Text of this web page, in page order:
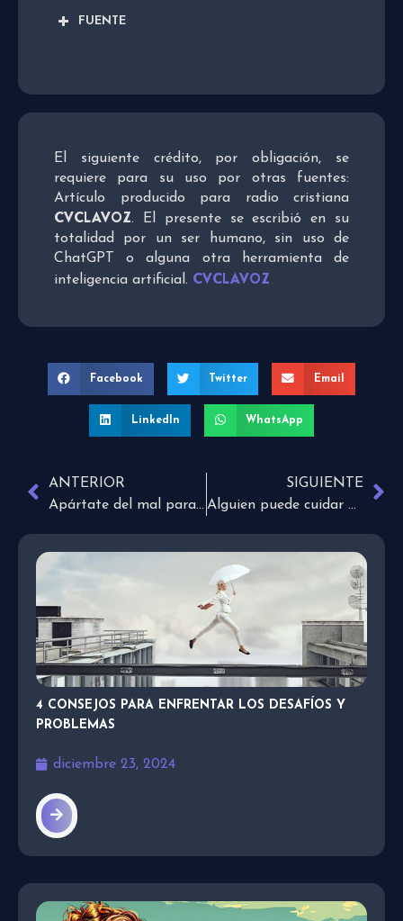
FUENTE
El siguiente crédito, por obligación, se
requiere para su uso por otras fuentes:
Artículo producido para radio cristiana
CVCLAVOZ. El presente se escribió en su
totalidad por un ser humano, sin uso de
ChatGPT o alguna otra herramienta de
inteligencia artificial. CVCLAVOZ
Facebook Twitter Email
LinkedIn WhatsApp
ANTERIOR
Apártate del mal para que te vaya bien
SIGUIENTE
Alguien puede cuidar a las personas que amas mejor que tú
4 CONSEJOS PARA ENFRENTAR LOS DESAFÍOS Y
PROBLEMAS
diciembre 23, 2024